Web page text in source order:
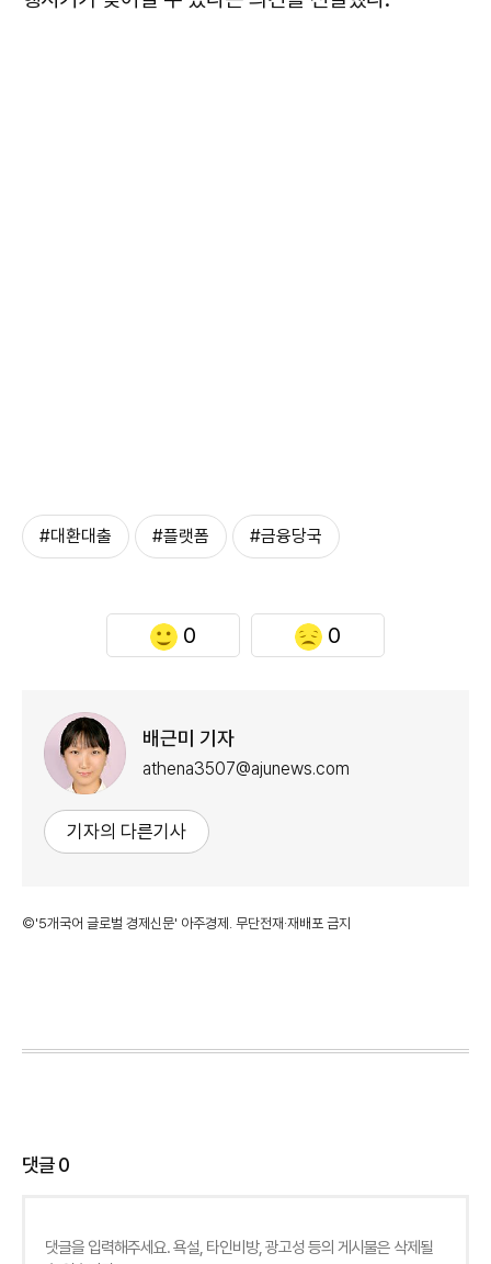
#대환대출 #플랫폼 #금융당국
0 0
배근미 기자
athena3507@ajunews.com
기자의 다른기사
©'5개국어 글로벌 경제신문' 아주경제. 무단전재·재배포 금지
댓글0